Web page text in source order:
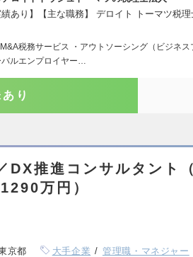
あり】【主な職務】 デロイト トーマツ税理
税務サービス ・アウトソーシング（ビジネス
ルエンプロイヤー…
り
DX推進コンサルタント
万円）
京都 大手企業 管理職・マネジャー